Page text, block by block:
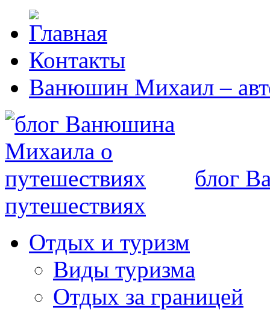
Контакты
Ванюшин Михаил –
блог
путешествиях
Отдых и туризм
Виды туризма
Отдых за границей